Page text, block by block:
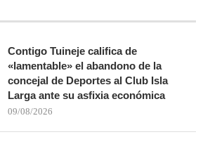
Contigo Tuineje califica de
«lamentable» el abandono de la
concejal de Deportes al Club Isla
Larga ante su asfixia económica
09/08/2026